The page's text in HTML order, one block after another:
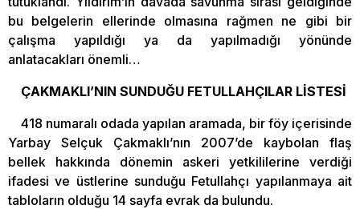
bu belgelerin ellerinde olmasına rağmen ne gibi bir
çalışma yapıldığı ya da yapılmadığı yönünde
anlatacakları önemli…
ÇAKMAKLI’NIN SUNDUĞU FETULLAHÇILAR LİSTESİ
418 numaralı odada yapılan aramada, bir föy içerisinde
Yarbay Selçuk Çakmaklı’nın 2007’de kaybolan flaş
bellek hakkında dönemin askeri yetkililerine verdiği
ifadesi ve üstlerine sunduğu Fetullahçı yapılanmaya ait
tabloların olduğu 14 sayfa evrak da bulundu.